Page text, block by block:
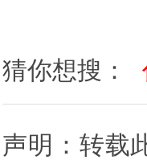
猜你想搜：
声明：转载